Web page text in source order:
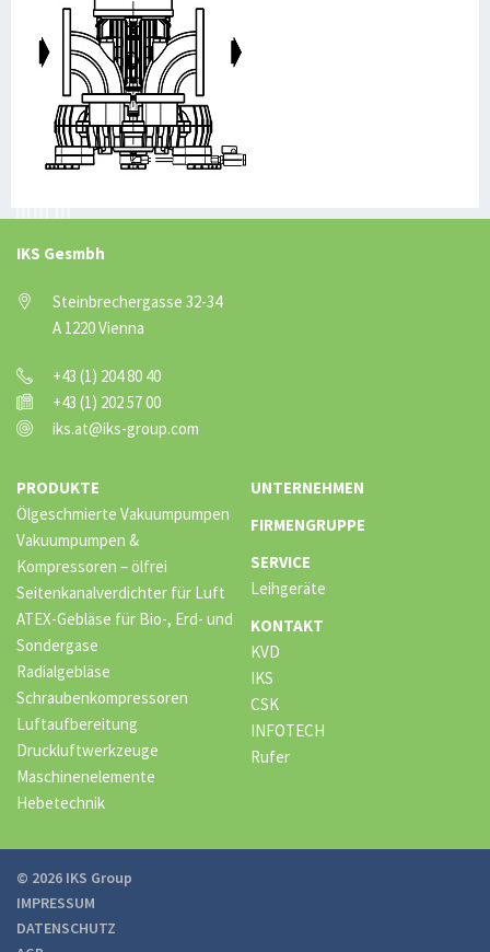
IKS Gesmbh
Steinbrechergasse 32-34
A 1220 Vienna
+43 (1) 204 80 40
+43 (1) 202 57 00
iks.at@iks-group.com
PRODUKTE
Ölgeschmierte Vakuumpumpen
Vakuumpumpen &
Kompressoren – ölfrei
Seitenkanalverdichter für Luft
ATEX-Gebläse für Bio-, Erd- und
Sondergase
Radialgebläse
Schraubenkompressoren
Luftaufbereitung
Druckluftwerkzeuge
Maschinenelemente
Hebetechnik
UNTERNEHMEN
FIRMENGRUPPE
SERVICE
Leihgeräte
KONTAKT
KVD
IKS
CSK
INFOTECH
Rufer
© 2026 IKS Group
IMPRESSUM
DATENSCHUTZ